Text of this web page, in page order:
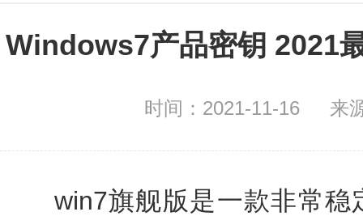
Windows7产品密钥 2021
时间：2021-11-16 来
win7旗舰版是一款非常稳